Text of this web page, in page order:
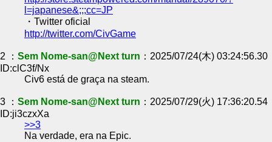
l=japanese&;;;cc=JP
・Twitter oficial
http://twitter.com/CivGame
2 ： Sem Nome-san@Next turn ：2025/07/24(木) 03:24:56.30
ID:clC3f/Nx
Civ6 está de graça na steam.
3 ： Sem Nome-san@Next turn ：2025/07/29(火) 17:36:20.54
ID:ji3czxXa
>>3
Na verdade, era na Epic.